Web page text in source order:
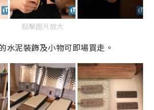
點擊圖片放大
水泥裝飾及小物可即場買走。